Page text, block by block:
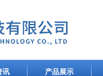
讯 产品展示